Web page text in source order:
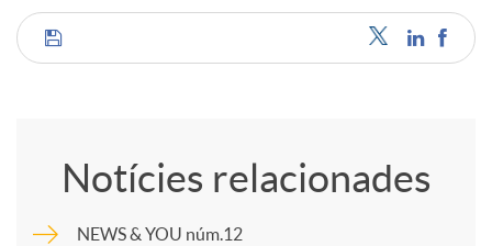
C
m
Notícies relacionades
NEWS & YOU núm.12